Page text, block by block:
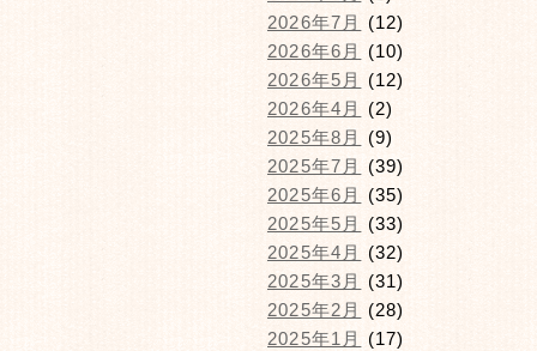
2026年7月
(12)
2026年6月
(10)
2026年5月
(12)
2026年4月
(2)
2025年8月
(9)
2025年7月
(39)
2025年6月
(35)
2025年5月
(33)
2025年4月
(32)
2025年3月
(31)
2025年2月
(28)
2025年1月
(17)